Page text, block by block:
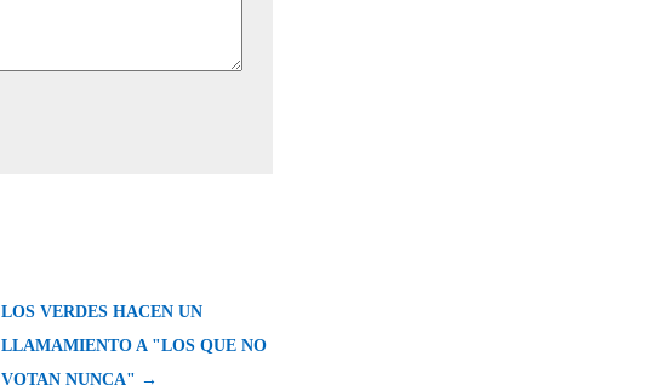
LOS VERDES HACEN UN
LLAMAMIENTO A "LOS QUE NO
VOTAN NUNCA" →